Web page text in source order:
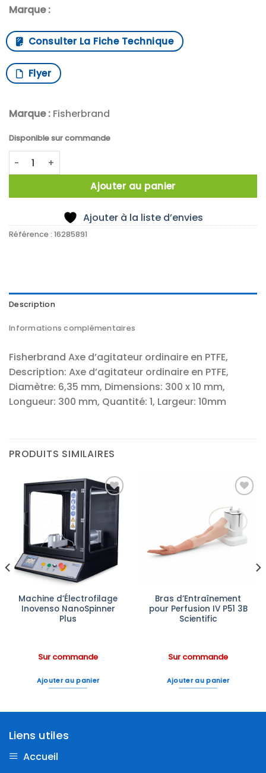
Marque :
Consulter La Fiche Technique
Flyer
Marque : Fisherbrand
Disponible sur commande
quantité de Fisherbrand PTFE Stirrer Shaft, Plain, Exposed
Ajouter au panier
Ajouter à la liste d’envies
Référence : 16285891
Description
Informations complémentaires
Fisherbrand Axe d’agitateur ordinaire en PTFE,
Description: Axe d’agitateur ordinaire en PTFE,
Diamètre: 6,35 mm, Dimensions: 300 x 10 mm,
Longueur: 300 mm, Quantité: 1, Largeur: 10mm
PRODUITS SIMILAIRES
Ajouter
à la liste
d’envies
Machine d’Électrofilage
Inovenso NanoSpinner
Plus
Sur commande
Ajouter au panier
Ajouter
à la liste
d’envies
Bras d’Entraînement
pour Perfusion IV P51 3B
Scientific
Sur commande
Ajouter au panier
Liens utiles
Accueil